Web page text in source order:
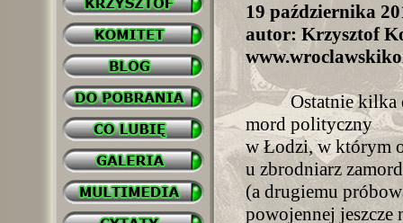
19 października
autor: Krzysztof
Ostatnie kilka
mord polityczny
w Łodzi, w którym
u zbrodniarz
(a drugiemu
powojennej jeszcze